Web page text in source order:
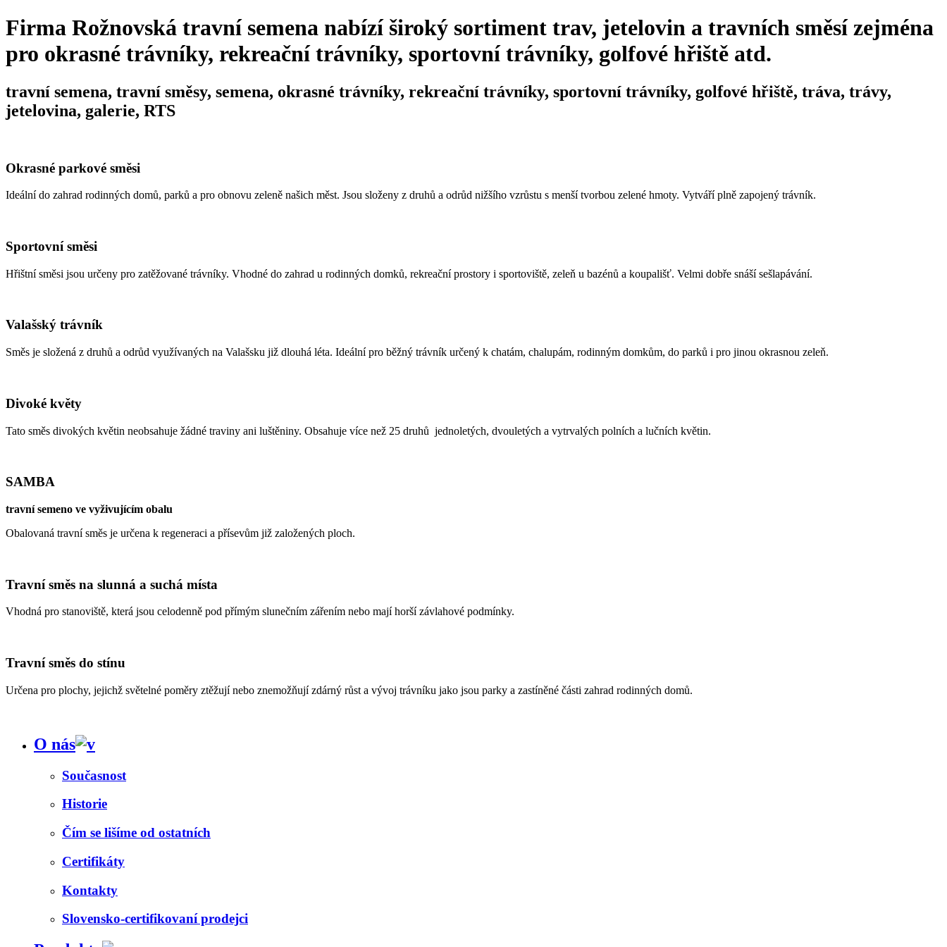
Firma Rožnovská travní semena nabízí široký sortiment trav, jetelovin a travních směsí zejména
pro okrasné trávníky, rekreační trávníky, sportovní trávníky, golfové hřiště atd.
travní semena, travní směsy, semena, okrasné trávníky, rekreační trávníky, sportovní trávníky, golfové hřiště, tráva, trávy,
jetelovina, galerie, RTS
Okrasné parkové směsi
Ideální do zahrad rodinných domů, parků a pro obnovu zeleně našich měst. Jsou složeny z druhů a odrůd nižšího vzrůstu s menší tvorbou zelené hmoty. Vytváří plně zapojený trávník.
Sportovní směsi
Hřištní směsi jsou určeny pro zatěžované trávníky. Vhodné do zahrad u rodinných domků, rekreační prostory i sportoviště, zeleň u bazénů a koupališť. Velmi dobře snáší sešlapávání.
Valašský trávník
Směs je složená z druhů a odrůd využívaných na Valašsku již dlouhá léta. Ideální pro běžný trávník určený k chatám, chalupám, rodinným domkům, do parků i pro jinou okrasnou zeleň.
Divoké květy
Tato směs divokých květin neobsahuje žádné traviny ani luštěniny. Obsahuje více než 25 druhů jednoletých, dvouletých a vytrvalých polních a lučních květin.
SAMBA
travní semeno ve vyživujícím obalu
Obalovaná travní směs je určena k regeneraci a přísevům již založených ploch.
Travní směs na slunná a suchá místa
Vhodná pro stanoviště, která jsou celodenně pod přímým slunečním zářením nebo mají horší závlahové podmínky.
Travní směs do stínu
Určena pro plochy, jejichž světelné poměry ztěžují nebo znemožňují zdárný růst a vývoj trávníku jako jsou parky a zastíněné části zahrad rodinných domů.
O nás
Současnost
Historie
Čím se lišíme od ostatních
Certifikáty
Kontakty
Slovensko-certifikovaní prodejci